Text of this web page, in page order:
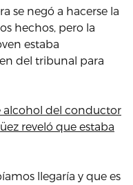
se negó a hacerse la
hechos, pero la
estaba
del tribunal para
alcohol del conductor
reveló que estaba
llegaría y que es